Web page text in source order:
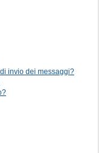
invio dei messaggi?